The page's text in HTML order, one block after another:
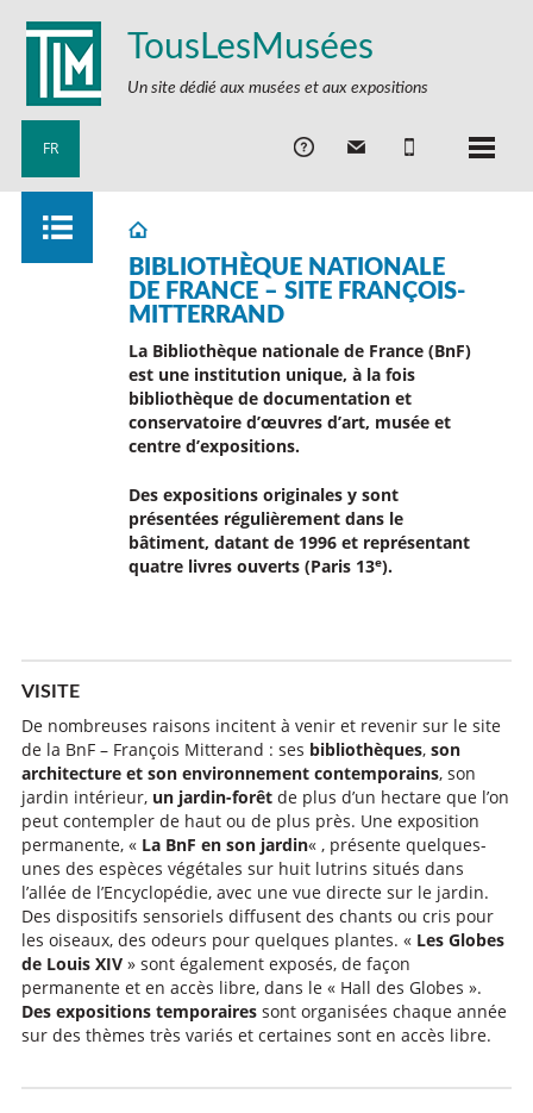
TousLesMusées
Un site dédié aux musées et aux expositions
FR
BIBLIOTHÈQUE NATIONALE
DE FRANCE – SITE FRANÇOIS-
MITTERRAND
La Bibliothèque nationale de France (BnF)
est une institution unique, à la fois
bibliothèque de documentation et
conservatoire d’œuvres d’art, musée et
centre d’expositions.
Des expositions originales y sont
présentées régulièrement dans le
bâtiment, datant de 1996 et représentant
quatre livres ouverts (Paris 13e).
VISITE
De nombreuses raisons incitent à venir et revenir sur le site
de la BnF – François Mitterand : ses bibliothèques, son
architecture et son environnement contemporains, son
jardin intérieur, un jardin-forêt de plus d’un hectare que l’on
peut contempler de haut ou de plus près. Une exposition
permanente, « La BnF en son jardin« , présente quelques-
unes des espèces végétales sur huit lutrins situés dans
l’allée de l’Encyclopédie, avec une vue directe sur le jardin.
Des dispositifs sensoriels diffusent des chants ou cris pour
les oiseaux, des odeurs pour quelques plantes. « Les Globes
de Louis XIV » sont également exposés, de façon
permanente et en accès libre, dans le « Hall des Globes ».
Des expositions temporaires sont organisées chaque année
sur des thèmes très variés et certaines sont en accès libre.